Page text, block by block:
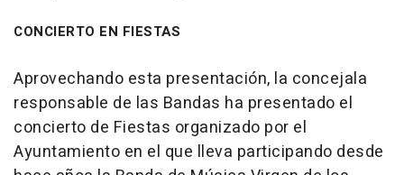
CONCIERTO EN FIESTAS
Aprovechando esta presentación, la concejala
responsable de las Bandas ha presentado el
concierto de Fiestas organizado por el
Ayuntamiento en el que lleva participando desde